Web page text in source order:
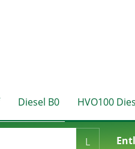
Diesel B0 HVO100
L